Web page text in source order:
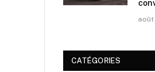
août
CATÉGORIES